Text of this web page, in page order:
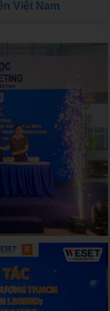
Việt Nam